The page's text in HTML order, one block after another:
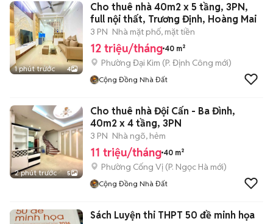
1 phút trước 4
Cho thuê nhà 40m2 x 5 tầng, 3PN,
full nội thất, Trương Định, Hoàng Mai
3 PN Nhà mặt phố, mặt tiền
12 triệu/tháng 40 m²
Phường Đại Kim (P. Định Công mới)
Cộng Đồng Nhà Đất
2 phút trước 5
Cho thuê nhà Đội Cấn - Ba Đình,
40m2 x 4 tầng, 3PN
3 PN Nhà ngõ, hẻm
11 triệu/tháng 40 m²
Phường Cống Vị (P. Ngọc Hà mới)
Cộng Đồng Nhà Đất
Sách Luyện thi THPT 50 đề minh họa